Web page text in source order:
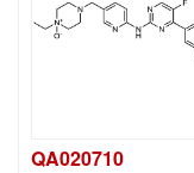
QA020710